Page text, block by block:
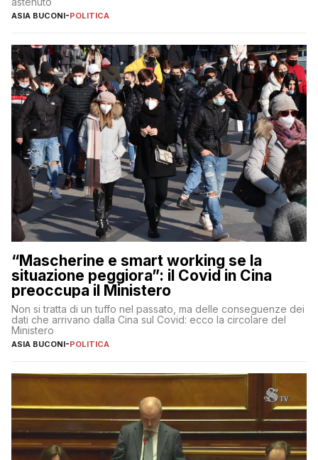
ASIA BUCONI-POLITICA
“Mascherine e smart working se la
situazione peggiora”: il Covid in Cina
preoccupa il Ministero
Non si tratta di un tuffo nel passato, ma delle conseguenze dei
dati che arrivano dalla Cina sul Covid: ecco la circolare del
Ministero
ASIA BUCONI-POLITICA